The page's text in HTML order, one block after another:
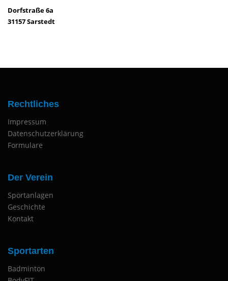
Dorfstraße 6a
31157 Sarstedt
Rechtliches
Impressum
Datenschutzerklärung
Formulare
Der Verein
Sportanlagen
Geschichte
Kontakt
Sportarten
Badminton